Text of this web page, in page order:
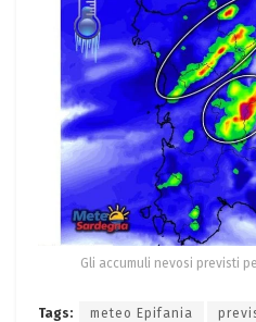
Gli accumuli nevosi previsti
Tags: meteo Epifania